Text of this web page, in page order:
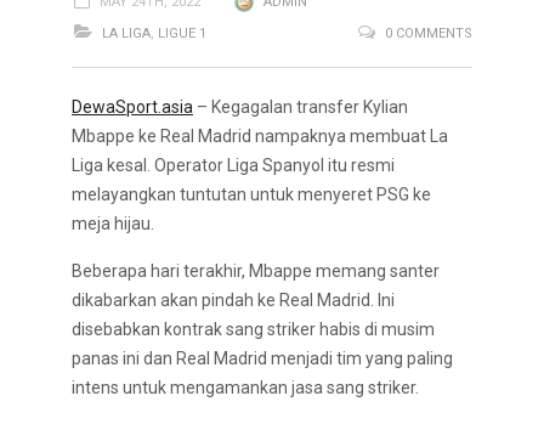
LA LIGA, LIGUE 1 0 COMMENTS
DewaSport.asia – Kegagalan transfer Kylian
Mbappe ke Real Madrid nampaknya membuat La
Liga kesal. Operator Liga Spanyol itu resmi
melayangkan tuntutan untuk menyeret PSG ke
meja hijau.
Beberapa hari terakhir, Mbappe memang santer
dikabarkan akan pindah ke Real Madrid. Ini
disebabkan kontrak sang striker habis di musim
panas ini dan Real Madrid menjadi tim yang paling
intens untuk mengamankan jasa sang striker.